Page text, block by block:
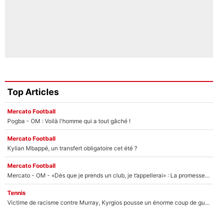
Top Articles
Mercato Football
Pogba - OM : Voilà l'homme qui a tout gâché !
Mercato Football
Kylian Mbappé, un transfert obligatoire cet été ?
Mercato Football
Mercato - OM - «Dès que je prends un club, je t’appellerai» : La promesse de Marcelino au moment de claquer la porte
Tennis
Victime de racisme contre Murray, Kyrgios pousse un énorme coup de gueule !